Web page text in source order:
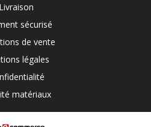
Livraison
sécurisé
de vente
légales
matériaux